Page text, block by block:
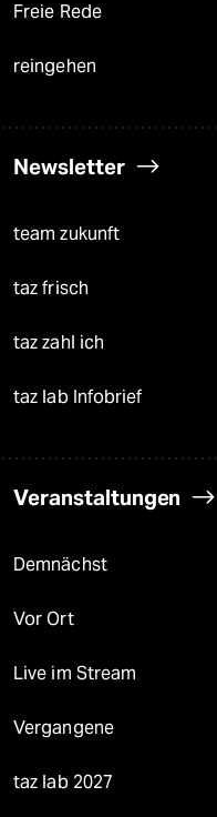
Freie Rede
reingehen
Newsletter
team zukunft
taz frisch
taz zahl ich
taz lab Infobrief
Veranstaltungen
Demnächst
Vor Ort
Live im Stream
Vergangene
taz lab 2027